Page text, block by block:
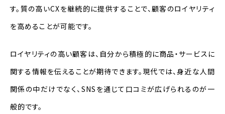
す。質の高いCXを継続的に提供することで、顧客のロイヤリティ
を高めることが可能です。
ロイヤリティの高い顧客は、自分から積極的に商品・サービスに
関する情報を伝えることが期待できます。現代では、身近な人間
関係の中だけでなく、SNSを通じて口コミが広げられるのが一
般的です。